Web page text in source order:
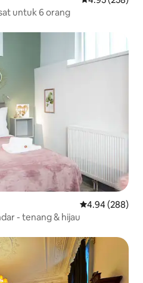
untuk 6 orang
Penarafan
4.94 (288)
- tenang & hijau